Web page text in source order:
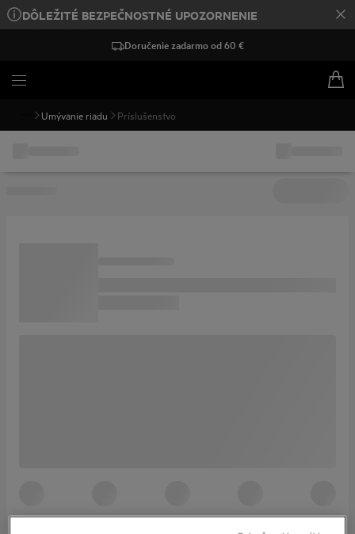
DÔLEŽITÉ BEZPEČNOSTNÉ UPOZORNENIE
Doručenie zadarmo od 60 €
Umývanie riadu Príslušenstvo